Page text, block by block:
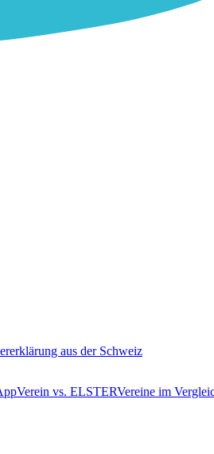
aus der Schweiz
Verein vs. ELSTERVereine im